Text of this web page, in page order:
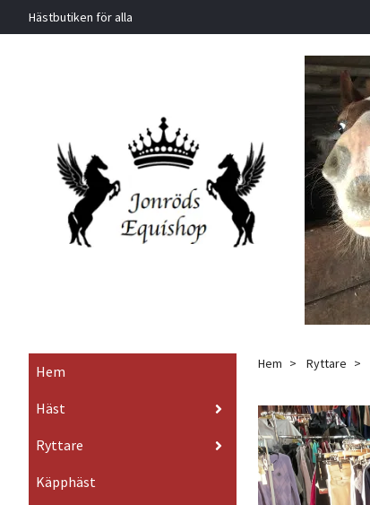
Hästbutiken för alla
Hem
Häst
Ryttare
Käpphäst
Hem Ryttare